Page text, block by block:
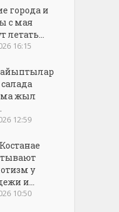
города и
с мая
летать...
16:15
салада
жыл
12:59
у
и...
10:50